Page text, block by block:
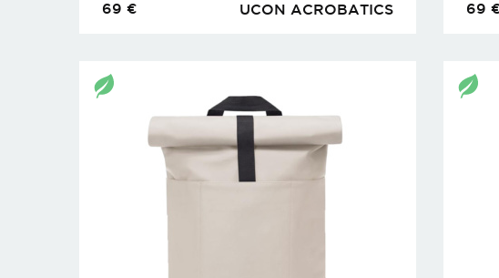
UCON ACROBATICS
69 € 69